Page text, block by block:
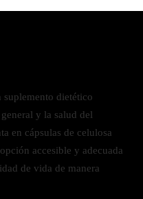
suplemento dietético
y la salud del
en cápsulas de celulosa
accesible y adecuada
de vida de manera